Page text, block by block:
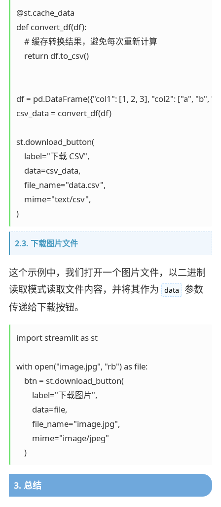
@st.cache_data
def convert_df(df):
    # 缓存转换结果，避免每次重新计算
    return df.to_csv()
df = pd.DataFrame({"col1": [1, 2, 3], "col2": ["a", "b",
csv_data = convert_df(df)
st.download_button(
    label="下载 CSV",
    data=csv_data,
    file_name="data.csv",
    mime="text/csv",
)
2.3. 下载图片文件
这个示例中，我们打开一个图片文件，以二进制
读取模式读取文件内容，并将其作为
data
参数
传递给下载按钮。
import streamlit as st
with open("image.jpg", "rb") as file:
    btn = st.download_button(
        label="下载图片",
        data=file,
        file_name="image.jpg",
        mime="image/jpeg"
    )
3. 总结